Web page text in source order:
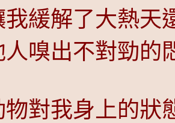
我緩解了大熱天
人嗅出不對勁的
物對我身上的狀